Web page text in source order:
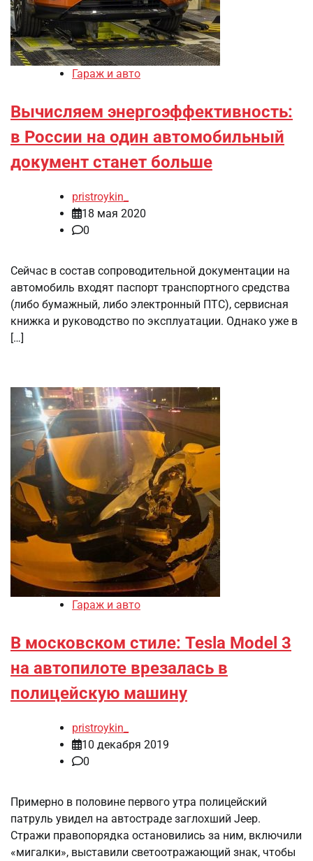
Гараж и авто
Вычисляем энергоэффективность:
в России на один автомобильный
документ станет больше
pristroykin_
18 мая 2020
0
Сейчас в состав сопроводительной документации на
автомобиль входят паспорт транспортного средства
(либо бумажный, либо электронный ПТС), сервисная
книжка и руководство по эксплуатации. Однако уже в
[…]
Гараж и авто
В московском стиле: Tesla Model 3
на автопилоте врезалась в
полицейскую машину
pristroykin_
10 декабря 2019
0
Примерно в половине первого утра полицейский
патруль увидел на автостраде заглохший Jeep.
Стражи правопорядка остановились за ним, включили
«мигалки», выставили светоотражающий знак, чтобы